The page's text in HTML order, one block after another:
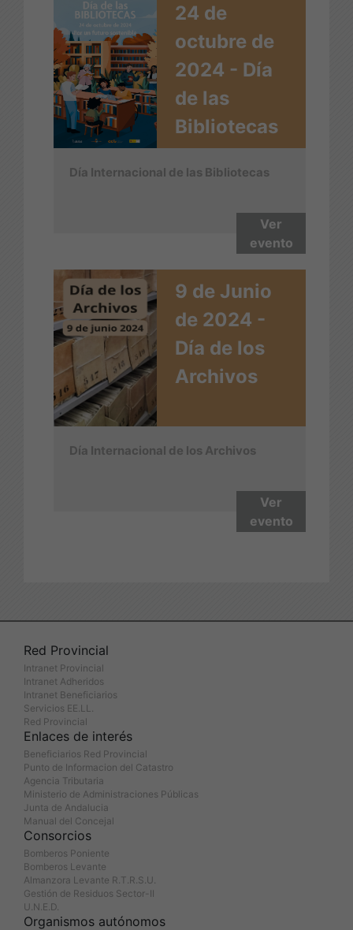
24 de
octubre de
2024 - Día
de las
Bibliotecas
Día Internacional de las Bibliotecas
Ver
evento
9 de Junio
de 2024 -
Día de los
Archivos
Día Internacional de los Archivos
Ver
evento
Red Provincial
Intranet Provincial
Intranet Adheridos
Intranet Beneficiarios
Servicios EE.LL.
Red Provincial
Enlaces de interés
Beneficiarios Red Provincial
Punto de Informacion del Catastro
Agencia Tributaria
Ministerio de Administraciones Públicas
Junta de Andalucia
Manual del Concejal
Consorcios
Bomberos Poniente
Bomberos Levante
Almanzora Levante R.T.R.S.U.
Gestión de Residuos Sector-II
U.N.E.D.
Organismos autónomos